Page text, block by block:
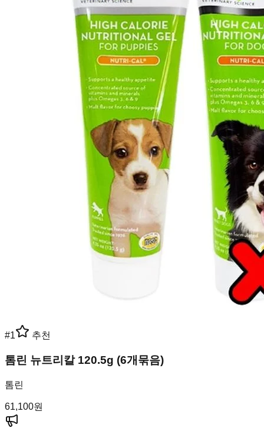
#1 추천
톰린 뉴트리칼 120.5g (6개묶음)
톰린
61,100원